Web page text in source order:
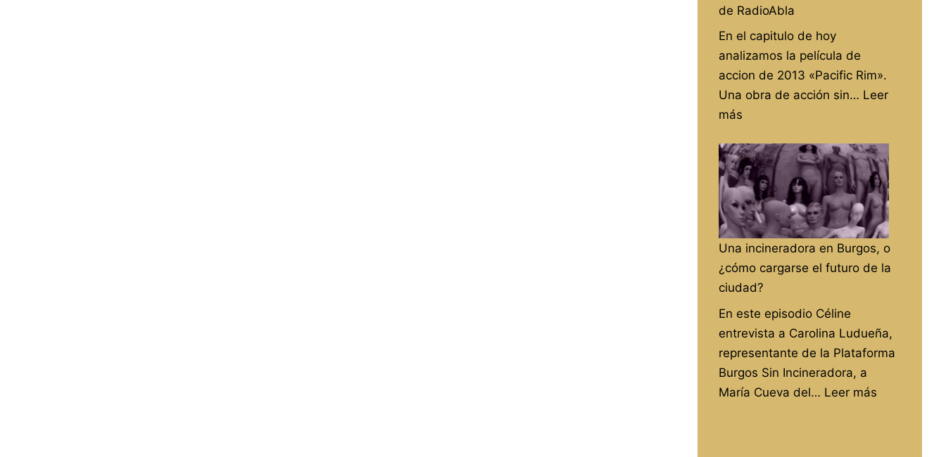
de RadioAbla
En el capitulo de hoy
analizamos la película de
accion de 2013 «Pacific Rim».
Una obra de acción sin… Leer
más:
rim»
en
Alegrame
el
día
de
RadioAbla
Una incineradora en Burgos, o
¿cómo cargarse el futuro de la
ciudad?
En este episodio Céline
entrevista a Carolina Ludueña,
representante de la Plataforma
Burgos Sin Incineradora, a
María Cueva del… Leer más: